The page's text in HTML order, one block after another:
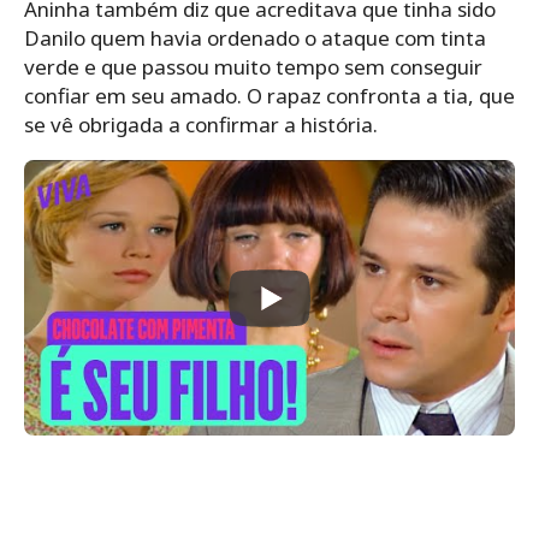
Aninha também diz que acreditava que tinha sido
Danilo quem havia ordenado o ataque com tinta
verde e que passou muito tempo sem conseguir
confiar em seu amado. O rapaz confronta a tia, que
se vê obrigada a confirmar a história.